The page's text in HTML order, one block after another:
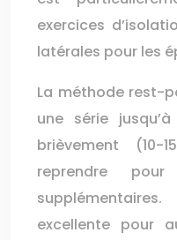
exercices
latérales pour les
La méthode rest-
une série
brièvement
reprendre
excellente pour